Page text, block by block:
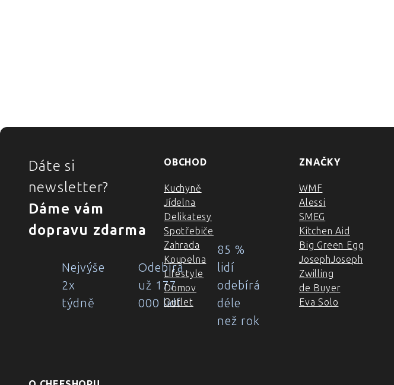
ZÁPATÍ
Dáte si
newsletter?
Dáme vám
dopravu zdarma
Nejvýše
2x
týdně
Odebírá
už 177
000 lidí
85 %
lidí
odebírá
déle
než rok
OBCHOD
Kuchyně
Jídelna
Delikatesy
Spotřebiče
Zahrada
Koupelna
Lifestyle
Domov
Outlet
ZNAČKY
WMF
Alessi
SMEG
Kitchen Aid
Big Green Egg
JosephJoseph
Zwilling
de Buyer
Eva Solo